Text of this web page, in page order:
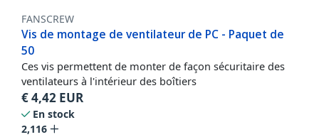
FANSCREW
Vis de montage de ventilateur de PC - Paquet de
50
Ces vis permettent de monter de façon sécuritaire des
ventilateurs à l'intérieur des boîtiers
€4,42 EUR
En stock
2,116